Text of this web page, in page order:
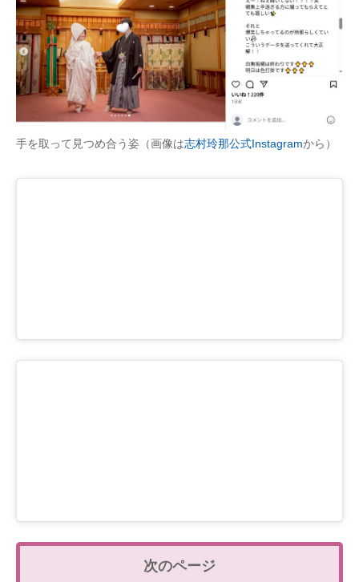
手を取って見つめ合う姿（画像は志村玲那公式Instagramから）